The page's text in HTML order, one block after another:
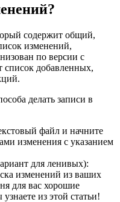
содержит общий,
изменений,
по версии с
список добавленных,
делать записи в
файл и начните
изменения с указанием
для ленивых):
изменений из ваших
для вас хорошие
из этой статьи!